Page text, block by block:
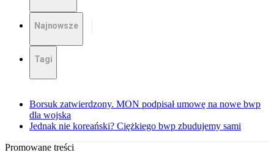
Najnowsze
Tagi
Borsuk zatwierdzony. MON podpisał umowę na nowe bwp
dla wojska
Jednak nie koreański? Ciężkiego bwp zbudujemy sami
Promowane treści